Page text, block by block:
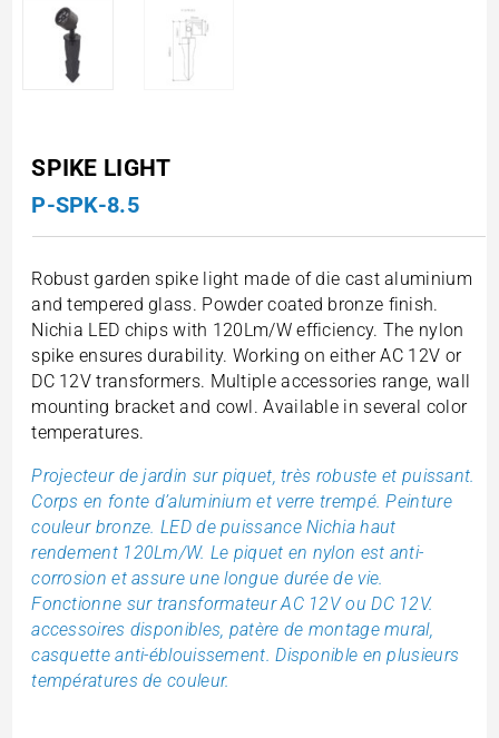
SPIKE LIGHT
P-SPK-8.5
Robust garden spike light made of die cast aluminium
and tempered glass. Powder coated bronze finish.
Nichia LED chips with 120Lm/W efficiency. The nylon
spike ensures durability. Working on either AC 12V or
DC 12V transformers. Multiple accessories range, wall
mounting bracket and cowl. Available in several color
temperatures.
Projecteur de jardin sur piquet, très robuste et puissant.
Corps en fonte d’aluminium et verre trempé. Peinture
couleur bronze. LED de puissance Nichia haut
rendement 120Lm/W. Le piquet en nylon est anti-
corrosion et assure une longue durée de vie.
Fonctionne sur transformateur AC 12V ou DC 12V.
accessoires disponibles, patère de montage mural,
casquette anti-éblouissement. Disponible en plusieurs
températures de couleur.